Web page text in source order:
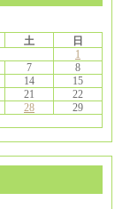
土
日
1
7
8
14
15
21
22
28
29